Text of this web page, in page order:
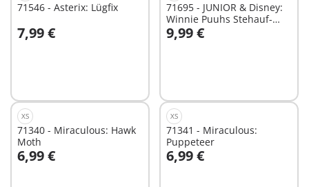
71546 - Asterix: Lügfix
7,99 €
In den Warenkorb
71695 - JUNIOR & Disney:
Winnie Puuhs Stehauf-
Honigtopf
9,99 €
In den Warenkorb
XS
71340 - Miraculous: Hawk
Moth
6,99 €
In den Warenkorb
XS
71341 - Miraculous:
Puppeteer
6,99 €
In den Warenkorb